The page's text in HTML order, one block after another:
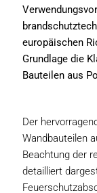
europäischen
Grundlage die
Bauteilen aus
Der
Wandbauteilen
Beachtung der
detailliert